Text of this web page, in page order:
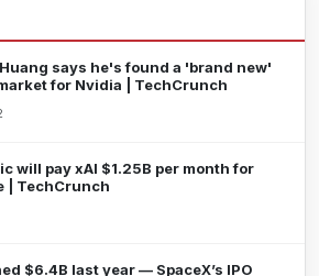
says he's found a 'brand new'
for Nvidia | TechCrunch
will pay xAI $1.25B per month for
| TechCrunch
$6.4B last year — SpaceX’s IPO